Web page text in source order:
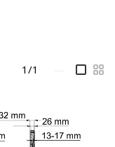
1/1